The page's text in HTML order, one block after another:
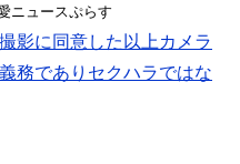
ニュースぷらす
影に同意した以上カメラ
務でありセクハラではな